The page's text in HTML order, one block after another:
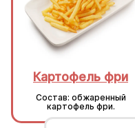
Картофель фри
Состав: обжаренный
картофель фри.